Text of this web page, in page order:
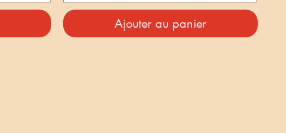
Ajouter au panier